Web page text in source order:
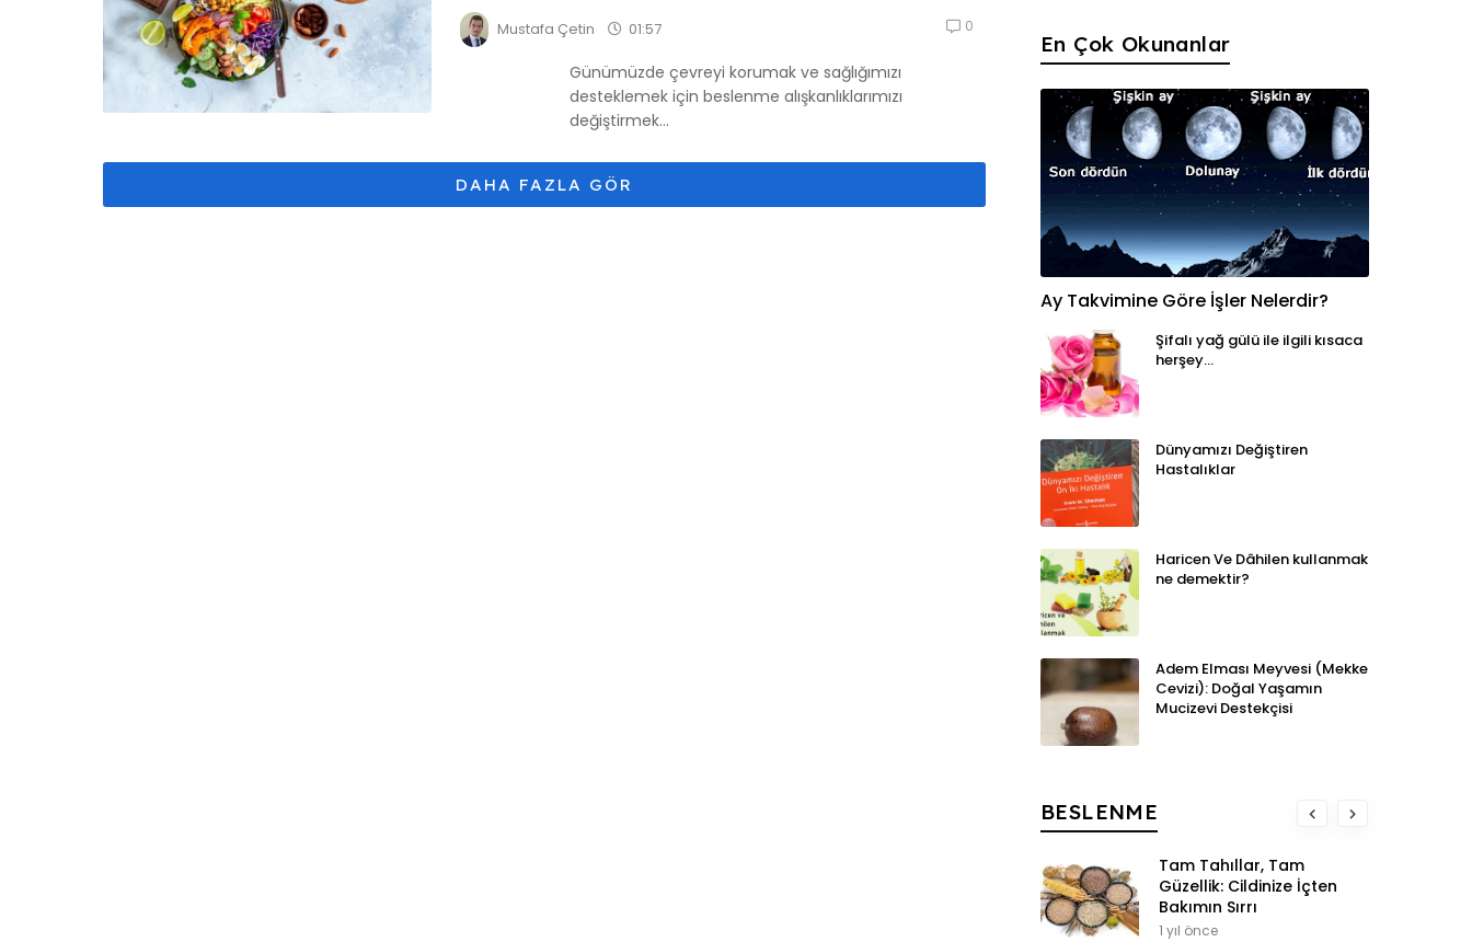
Mustafa Çetin 01:57 0
Günümüzde çevreyi korumak ve sağlığımızı
desteklemek için beslenme alışkanlıklarımızı
değiştirmek...
En Çok Okunanlar
Ay Takvimine Göre İşler Nelerdir?
Şifalı yağ gülü ile ilgili kısaca
herşey...
Dünyamızı Değiştiren
Hastalıklar
Haricen Ve Dâhilen kullanmak
ne demektir?
Adem Elması Meyvesi (Mekke
Cevizi): Doğal Yaşamın
Mucizevi Destekçisi
BESLENME
Tam Tahıllar, Tam
Güzellik: Cildinize İçten
Bakımın Sırrı
1 yıl önce